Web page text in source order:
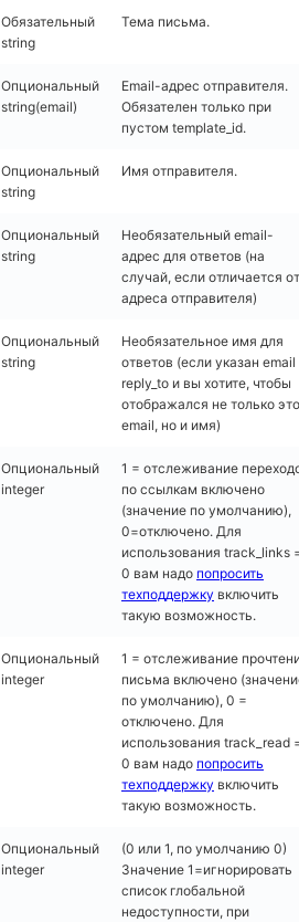
Обязательный
string
Тема письма.
Опциональный
string(email)
Email-адрес отправителя.
Обязателен только при
пустом template_id.
Опциональный
string
Имя отправителя.
Опциональный
string
Необязательный email-
адрес для ответов (на
случай, если отличается от
адреса отправителя)
Опциональный
string
Необязательное имя для
ответов (если указан email
reply_to и вы хотите, чтобы
отображался не только
email, но и имя)
Опциональный
integer
1 = отслеживание
по ссылкам включено
(значение по умолчанию),
0=отключено. Для
использования track_links
0 вам надо попросить
техподдержку включить
такую возможность.
Опциональный
integer
1 = отслеживание
письма включено
по умолчанию), 0 =
отключено. Для
использования track_read
0 вам надо попросить
техподдержку включить
такую возможность.
Опциональный
integer
(0 или 1, по умолчанию 0)
Значение 1=игнорировать
список глобальной
недоступности, при